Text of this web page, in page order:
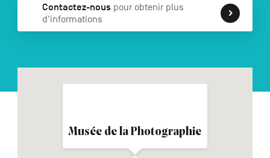
Contactez-nous pour obtenir plus
d'informations
Musée de la Photographie